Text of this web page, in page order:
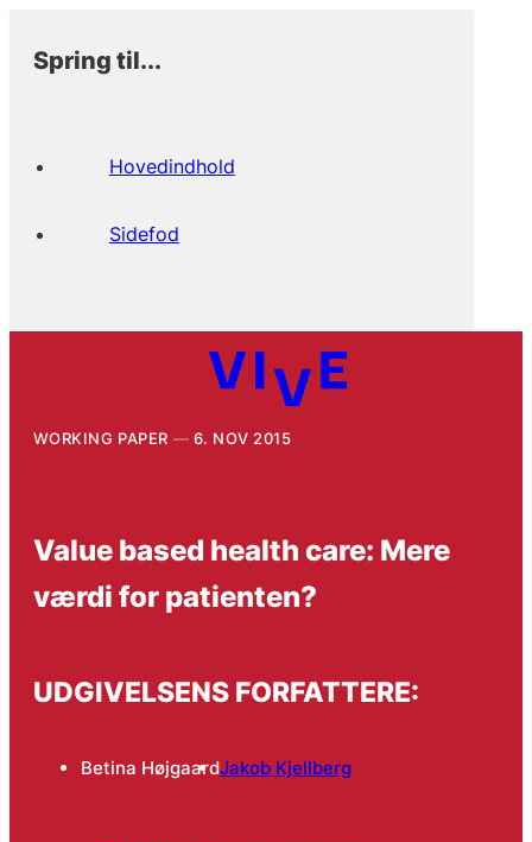
Spring til...
Hovedindhold
Sidefod
WORKING PAPER 6. NOV 2015
Value based health care: Mere
værdi for patienten?
UDGIVELSENS FORFATTERE:
Betina HøjgaardJakob Kjellberg